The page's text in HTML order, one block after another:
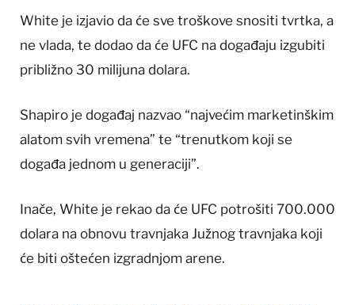
White je izjavio da će sve troškove snositi tvrtka, a
ne vlada, te dodao da će UFC na događaju izgubiti
približno 30 milijuna dolara.
Shapiro je događaj nazvao “najvećim marketinškim
alatom svih vremena” te “trenutkom koji se
događa jednom u generaciji”.
Inače, White je rekao da će UFC potrošiti 700.000
dolara na obnovu travnjaka Južnog travnjaka koji
će biti oštećen izgradnjom arene.